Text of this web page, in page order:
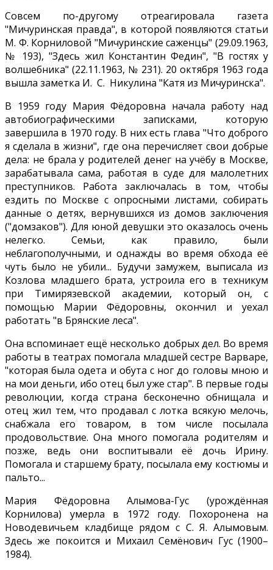
Совсем по-другому отреагировала газета
"Мичуринская правда", в которой появляются статьи
М. Ф. Корниловой "Мичуринские саженцы" (29.09.1963,
№ 193), "Здесь жил Константин Федин", "В гостях у
волшебника" (22.11.1963, № 231). 20 октября 1963 года
вышла заметка И. С. Никулина "Катя из Мичуринска".
В 1959 году Мария Фёдоровна начала работу над
автобиографическими записками, которую
завершила в 1970 году. В них есть глава "Что доброго
я сделала в жизни", где она перечисляет свои добрые
дела: не брала у родителей денег на учёбу в Москве,
зарабатывала сама, работая в суде для малолетних
преступников. Работа заключалась в том, чтобы
ездить по Москве с опросными листами, собирать
данные о детях, вернувшихся из домов заключения
("домзаков"). Для юной девушки это оказалось очень
нелегко. Семьи, как правило, были
неблагополучными, и однажды во время обхода её
чуть было не убили... Будучи замужем, выписала из
Козлова младшего брата, устроила его в техникум
при Тимирязевской академии, который он, с
помощью Марии Фёдоровны, окончил и уехал
работать "в Брянские леса".
Она вспоминает ещё несколько добрых дел. Во время
работы в театрах помогала младшей сестре Варваре,
"которая была одета и обута с ног до головы мною и
на мои деньги, ибо отец был уже стар". В первые годы
революции, когда страна бесконечно обнищала и
отец жил тем, что продавал с лотка всякую мелочь,
снабжала его товаром, в том числе посылала
продовольствие. Она много помогала родителям и
позже, ведь они воспитывали её дочь Ирину.
Помогала и старшему брату, посылала ему костюмы и
пальто...
Мария Фёдоровна Алымова-Гус (урождённая
Корнилова) умерла в 1972 году. Похоронена на
Новодевичьем кладбище рядом с С. Я. Алымовым.
Здесь же покоится и Михаил Семёнович Гус (1900–
1984).